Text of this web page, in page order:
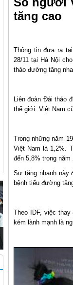
tăng cao
Thông tin đưa ra
28/11 tại Hà Nội
tháo đường tăng
Liên đoàn Đái tháo
thế giới. Việt Nam
Trong những năm
Việt Nam là 1,2%.
đến 5,8% trong năm
Sự tăng nhanh này
bệnh tiểu đường
Theo IDF, việc
kém lành mạnh là